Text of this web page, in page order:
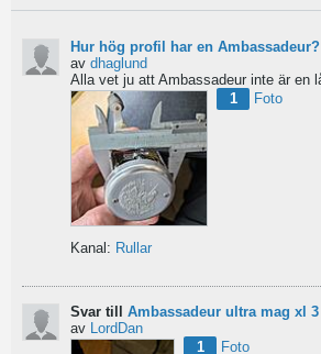
Hur hög profil har en Ambassadeur?
av dhaglund
1
Foto
Kanal: Rullar
Svar till Ambassadeur ultra mag xl 3
av
LordDan
1
Foto